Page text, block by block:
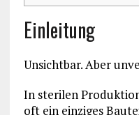
Einleitung
Unsichtbar. Aber
In sterilen
oft ein einziges